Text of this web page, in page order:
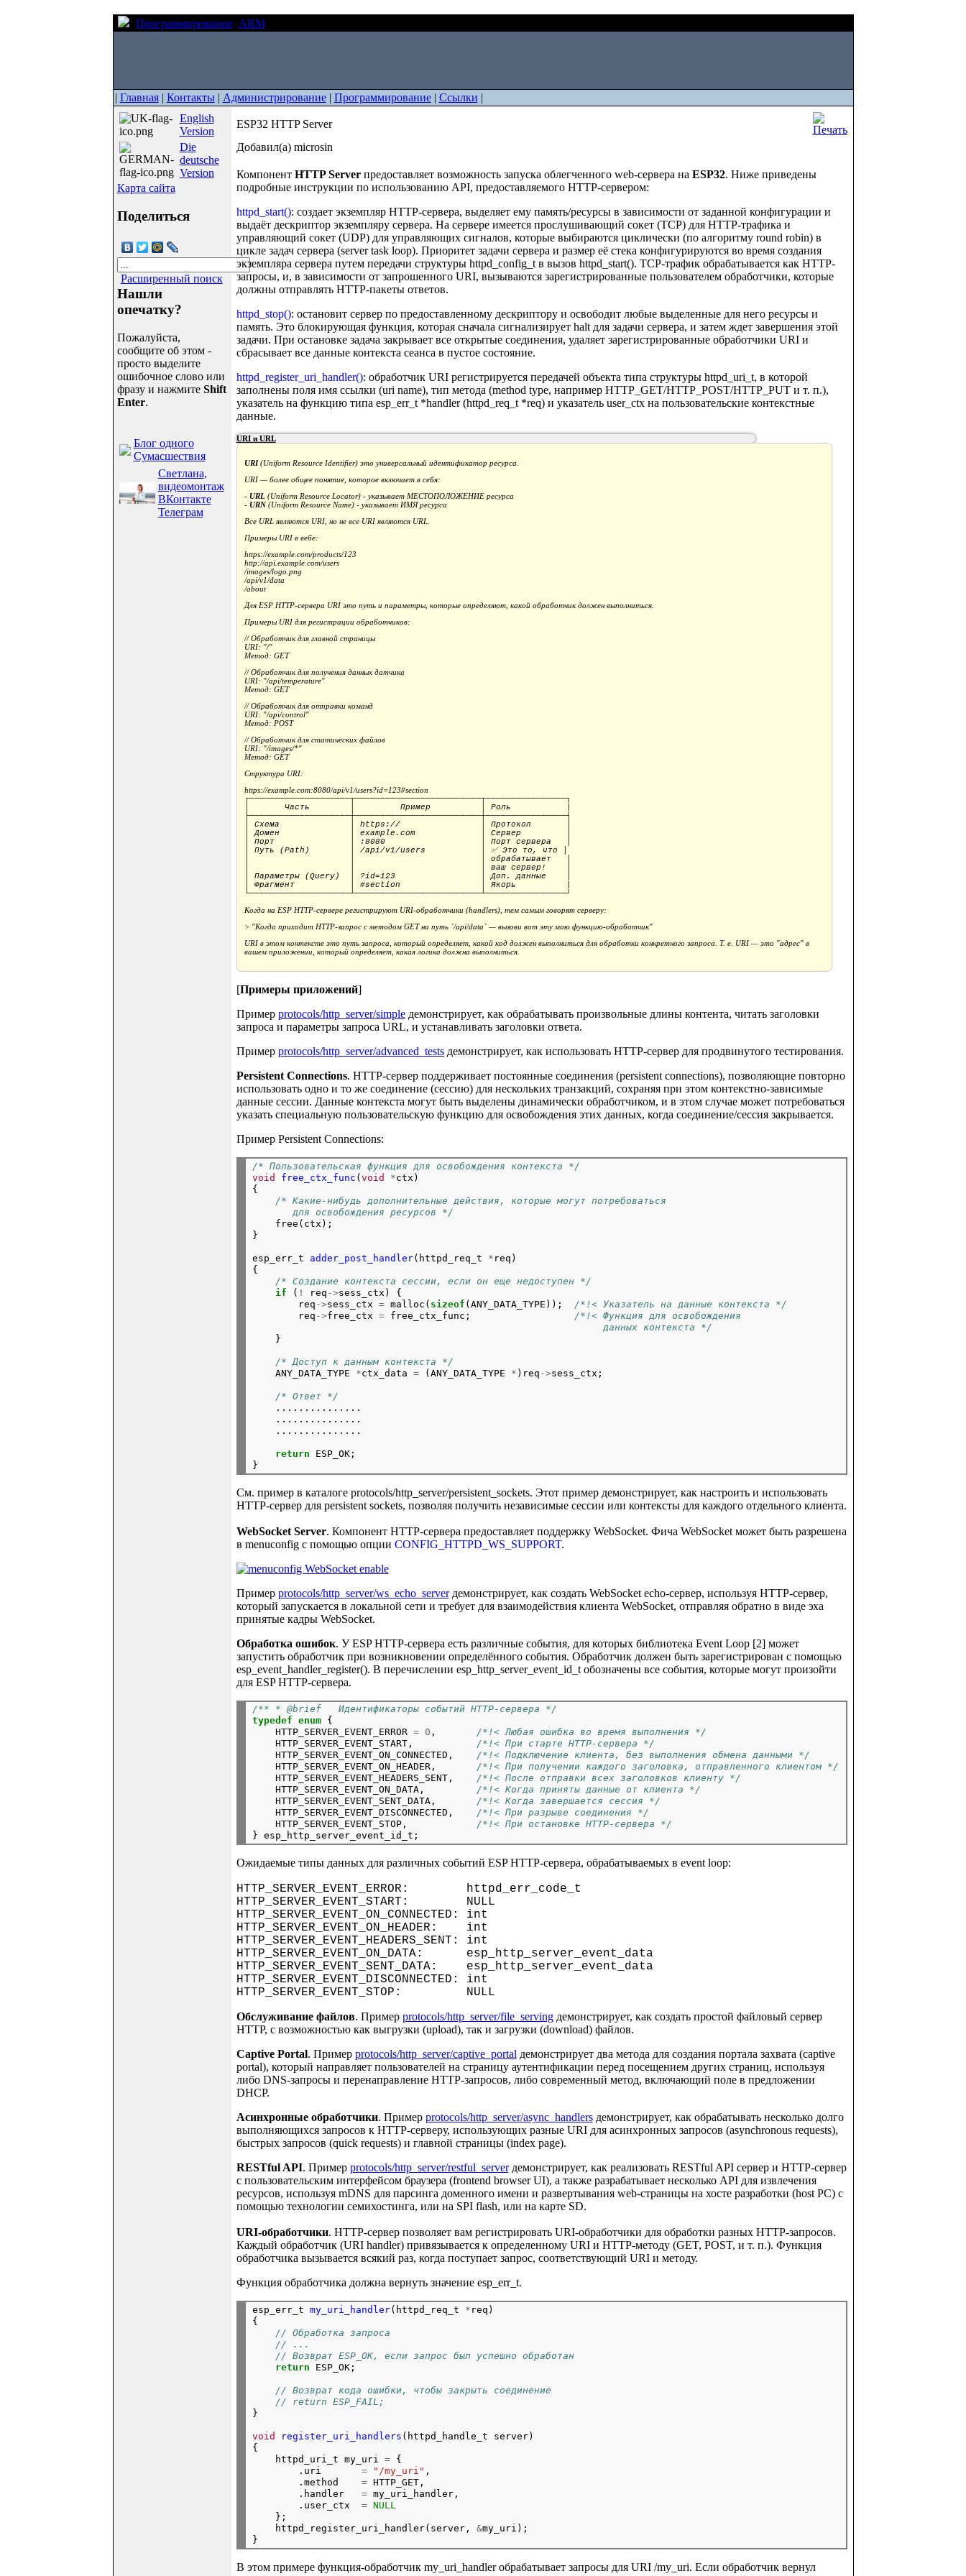
Программирование ARM
| Главная| Контакты| Администрирование| Программирование| Ссылки |
English
Version
Die
deutsche
Version
Карта сайта
Поделиться
Расширенный поиск
Нашли
опечатку?
Пожалуйста,
сообщите об этом -
просто выделите
ошибочное слово или
фразу и нажмите Shift
Enter.
Блог одного
Сумасшествия
Светлана,
видеомонтаж
ВКонтакте
Телеграм
ESP32 HTTP Server
Добавил(а) microsin
Компонент HTTP Serverпредоставляет возможность запуска облегченного web-сервера на ESP32. Ниже приведены
подробные инструкции по использованию API, предоставляемого HTTP-сервером:
httpd_start(): создает экземпляр HTTP-сервера, выделяет ему память/ресурсы в зависимости от заданной конфигурации и
выдаёт дескриптор экземпляру сервера. На сервере имеется прослушивающий сокет (TCP) для HTTP-трафика и
управляющий сокет (UDP) для управляющих сигналов, которые выбираются циклически (по алгоритму round robin) в
цикле задач сервера (server task loop). Приоритет задачи сервера и размер её стека конфигурируются во время создания
экземпляра сервера путем передачи структуры httpd_config_t в вызов httpd_start(). TCP-трафик обрабатывается как HTTP-
запросы, и, в зависимости от запрошенного URI, вызываются зарегистрированные пользователем обработчики, которые
должны отправлять HTTP-пакеты ответов.
httpd_stop(): остановит сервер по предоставленному дескриптору и освободит любые выделенные для него ресурсы и
память. Это блокирующая функция, которая сначала сигнализирует halt для задачи сервера, и затем ждет завершения этой
задачи. При остановке задача закрывает все открытые соединения, удаляет зарегистрированные обработчики URI и
сбрасывает все данные контекста сеанса в пустое состояние.
httpd_register_uri_handler(): обработчик URI регистрируется передачей объекта типа структуры httpd_uri_t, в которой
заполнены поля имя ссылки (uri name), тип метода (method type, например HTTP_GET/HTTP_POST/HTTP_PUT и т. п.),
указатель на функцию типа esp_err_t *handler (httpd_req_t *req) и указатель user_ctx на пользовательские контекстные
данные.
URI и URL
URI(Uniform Resource Identifier) это универсальный идентификатор ресурса.
URI — более общее понятие, которое включает в себя:
- URL(Uniform Resource Locator) - указывает МЕСТОПОЛОЖЕНИЕ ресурса
- URN(Uniform Resource Name) - указывает ИМЯ ресурса
Все URL являются URI, но не все URI являются URL.
Примеры URI в вебе:
https://example.com/products/123
http://api.example.com/users
/images/logo.png
/api/v1/data
/about
Для ESP HTTP-сервера URI это путь и параметры, которые определяют, какой обработчик должен выполниться.
Примеры URI для регистрации обработчиков:
// Обработчик для главной страницы
URI: "/"
Метод: GET
// Обработчик для получения данных датчика
URI: "/api/temperature"
Метод: GET
// Обработчик для отправки команд
URI: "/api/control"
Метод: POST
// Обработчик для статических файлов
URI: "/images/*"
Метод: GET
Структура URI:
https://example.com:8080/api/v1/users?id=123#section
┌────────────────────┬─────────────────────────┬────────────────┐
│ Часть │ Пример │ Роль |
├────────────────────┼─────────────────────────┼────────────────┤
│ Схема │ https:// │ Протокол
│ Домен │ example.com │ Сервер
│ Порт │ :8080 │ Порт сервера
│ Путь (Path) │ /api/v1/users │ ✅ Это то, что
│ │ │ обрабатывает
│ │ │ ваш сервер!
│ Параметры (Query) │ ?id=123 │ Доп. данные
│ Фрагмент │ #section │ Якорь |
└────────────────────┴─────────────────────────┴────────────────┘
Когда на ESP HTTP-сервере регистрируют URI-обработчики (handlers), тем самым говорят серверу:
> "Когда приходит HTTP-запрос с методом GET на путь `/api/data` — вызови вот эту мою функцию-обработчик"
URI в этом контексте это путь запроса, который определяет, какой код должен выполниться для обработки конкретного запроса. Т. е. URI — это "адрес" в
вашем приложении, который определяет, какая логика должна выполниться.
[Примеры приложений]
Пример protocols/http_server/simpleдемонстрирует, как обрабатывать произвольные длины контента, читать заголовки
запроса и параметры запроса URL, и устанавливать заголовки ответа.
Пример protocols/http_server/advanced_testsдемонстрирует, как использовать HTTP-сервер для продвинутого тестирования.
Persistent Connections. HTTP-сервер поддерживает постоянные соединения (persistent connections), позволяющие повторно
использовать одно и то же соединение (сессию) для нескольких транзакций, сохраняя при этом контекстно-зависимые
данные сессии. Данные контекста могут быть выделены динамически обработчиком, и в этом случае может потребоваться
указать специальную пользовательскую функцию для освобождения этих данных, когда соединение/сессия закрывается.
Пример Persistent Connections:
/* Пользовательская функция для освобождения контекста */
void
free_ctx_func ( void *ctx)
{
/* Какие-нибудь дополнительные действия, которые могут потребоваться
       для освобождения ресурсов */
free(ctx);
}
esp_err_t adder_post_handler(httpd_req_t * req)
{
/* Создание контекста сессии, если он еще недоступен */
if
( ! req ->sess_ctx)
{
req ->sess_ctx = malloc( sizeof (ANY_DATA_TYPE));
/*!< Указатель на данные контекста */
req ->free_ctx = free_ctx_func;
/*!< Функция для освобождения
                                                             данных контекста */
}
/* Доступ к данным контекста */
ANY_DATA_TYPE
*ctx_data = (ANY_DATA_TYPE * )req ->sess_ctx;
/* Ответ */
...............
...............
...............
return
ESP_OK;
См. пример в каталоге protocols/http_server/persistent_sockets. Этот пример демонстрирует, как настроить и использовать
HTTP-сервер для persistent sockets, позволяя получить независимые сессии или контексты для каждого отдельного клиента.
WebSocket Server. Компонент HTTP-сервера предоставляет поддержку WebSocket. Фича WebSocket может быть разрешена
в menuconfig с помощью опции CONFIG_HTTPD_WS_SUPPORT.
Пример protocols/http_server/ws_echo_serverдемонстрирует, как создать WebSocket echo-сервер, используя HTTP-сервер,
который запускается в локальной сети и требует для взаимодействия клиента WebSocket, отправляя обратно в виде эха
принятые кадры WebSocket.
Обработка ошибок. У ESP HTTP-сервера есть различные события, для которых библиотека Event Loop [2] может
запустить обработчик при возникновении определённого события. Обработчик должен быть зарегистрирован с помощью
esp_event_handler_register(). В перечислении esp_http_server_event_id_t обозначены все события, которые могут произойти
для ESP HTTP-сервера.
/** * @brief   Идентификаторы событий HTTP-сервера */
typedef enum
{
HTTP_SERVER_EVENT_ERROR = 0 ,
/*!< Любая ошибка во время выполнения */
HTTP_SERVER_EVENT_START,
/*!< При старте HTTP-сервера */
HTTP_SERVER_EVENT_ON_CONNECTED,
/*!< Подключение клиента, без выполнения обмена данными */
HTTP_SERVER_EVENT_ON_HEADER,
/*!< При получении каждого заголовка, отправленного клиентом */
HTTP_SERVER_EVENT_HEADERS_SENT,
/*!< После отправки всех заголовков клиенту */
HTTP_SERVER_EVENT_ON_DATA,
/*!< Когда приняты данные от клиента */
HTTP_SERVER_EVENT_SENT_DATA,
/*!< Когда завершается сессия */
HTTP_SERVER_EVENT_DISCONNECTED,
/*!< При разрыве соединения */
HTTP_SERVER_EVENT_STOP,
/*!< При остановке HTTP-сервера */
}
Ожидаемые типы данных для различных событий ESP HTTP-сервера, обрабатываемых в event loop:
HTTP_SERVER_EVENT_ERROR: httpd_err_code_t
HTTP_SERVER_EVENT_START: NULL
HTTP_SERVER_EVENT_ON_CONNECTED: int
HTTP_SERVER_EVENT_ON_HEADER: int
HTTP_SERVER_EVENT_HEADERS_SENT: int
HTTP_SERVER_EVENT_ON_DATA: esp_http_server_event_data
HTTP_SERVER_EVENT_SENT_DATA: esp_http_server_event_data
HTTP_SERVER_EVENT_DISCONNECTED: int
HTTP_SERVER_EVENT_STOP: NULL
Обслуживание файлов. Пример protocols/http_server/file_servingдемонстрирует, как создать простой файловый сервер
HTTP, с возможностью как выгрузки (upload), так и загрузки (download) файлов.
Captive Portal. Пример protocols/http_server/captive_portal демонстрирует два метода для создания портала захвата (captive
portal), который направляет пользователей на страницу аутентификации перед посещением других страниц, используя
либо DNS-запросы и перенаправление HTTP-запросов, либо современный метод, включающий поле в предложении
DHCP.
Асинхронные обработчики. Пример protocols/http_server/async_handlersдемонстрирует, как обрабатывать несколько долго
выполняющихся запросов к HTTP-серверу, использующих разные URI для асинхронных запросов (asynchronous requests),
быстрых запросов (quick requests) и главной страницы (index page).
RESTful API. Пример protocols/http_server/restful_serverдемонстрирует, как реализовать RESTful API сервер и HTTP-сервер
с пользовательским интерфейсом браузера (frontend browser UI), а также разрабатывает несколько API для извлечения
ресурсов, используя mDNS для парсинга доменного имени и развертывания web-страницы на хосте разработки (host PC) с
помощью технологии семихостинга, или на SPI flash, или на карте SD.
URI-обработчики. HTTP-сервер позволяет вам регистрировать URI-обработчики для обработки разных HTTP-запросов.
Каждый обработчик (URI handler) привязывается к определенному URI и HTTP-методу (GET, POST, и т. п.). Функция
обработчика вызывается всякий раз, когда поступает запрос, соответствующий URI и методу.
Функция обработчика должна вернуть значение esp_err_t.
esp_err_t my_uri_handler(httpd_req_t * req)
{
// Обработка запроса
// ...
// Возврат ESP_OK, если запрос был успешно обработан
return
ESP_OK;
// Возврат кода ошибки, чтобы закрыть соединение
// return ESP_FAIL;
}
void register_uri_handlers (httpd_handle_t
server)
{
httpd_uri_t my_uri =
{
.uri
= "/my_uri" ,
.method
= HTTP_GET,
.handler
= my_uri_handler,
.user_ctx
= NULL
};
httpd_register_uri_handler(server,
&my_uri);
В этом примере функция-обработчик my_uri_handler обрабатывает запросы для URI /my_uri. Если обработчик вернул